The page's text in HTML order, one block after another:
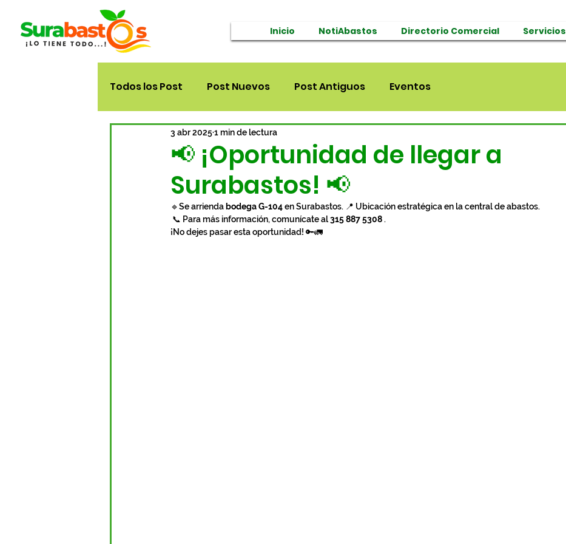
Inicio NotiAbastos Directorio Comercial Servicios
Todos los Post Post Nuevos Post Antiguos Eventos
📢 ¡Oportunidad de llegar a
Surabastos! 📢
3 abr 20251 min de lectura
🔹Se arrienda bodega G-104 en Surabastos. 📍 Ubicación estratégica en la central de abastos.
📞 Para más información, comunícate al 315 887 5308 .
¡No dejes pasar esta oportunidad! 🔑🚛